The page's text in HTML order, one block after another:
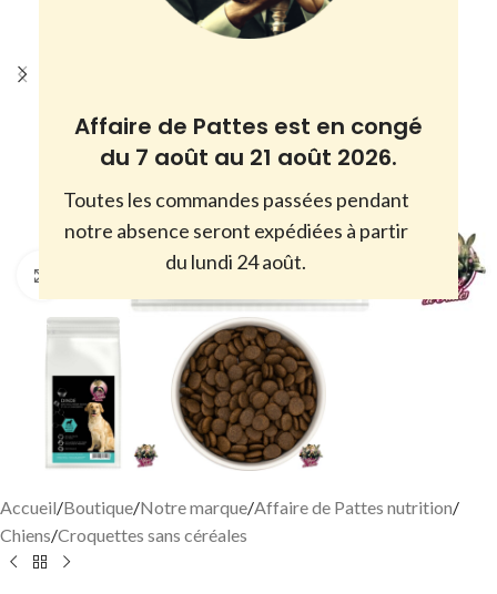
Affaire de Pattes est en congé
du 7 août au 21 août 2026.
Toutes les commandes passées pendant
notre absence seront expédiées à partir
du lundi 24 août.
Cliquez pour agrandir
Accueil/Boutique/Notre marque/Affaire de Pattes nutrition/
Chiens/Croquettes sans céréales